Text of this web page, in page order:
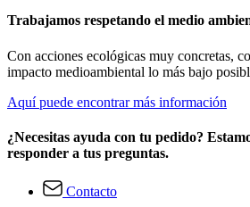
Trabajamos respetando el medio
Con acciones ecológicas muy concretas,
impacto medioambiental lo más bajo
Aquí puede encontrar más información
¿Necesitas ayuda con tu pedido?
responder a tus preguntas.
Contacto